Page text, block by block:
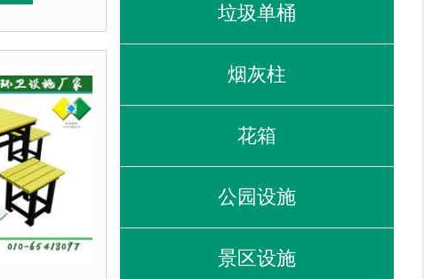
坚韧耐用，承受力强，安全稳固，不易动摇，整体美观时尚。
雨不易变形褪色，铸铁材料，强度性高，坚韧耐用，承受力
和铸铁椅腿组装而成，塑木坚固耐用，防晒防雨不易变形褪色
垃圾单桶
烟灰柱
花箱
公园设施
景区设施